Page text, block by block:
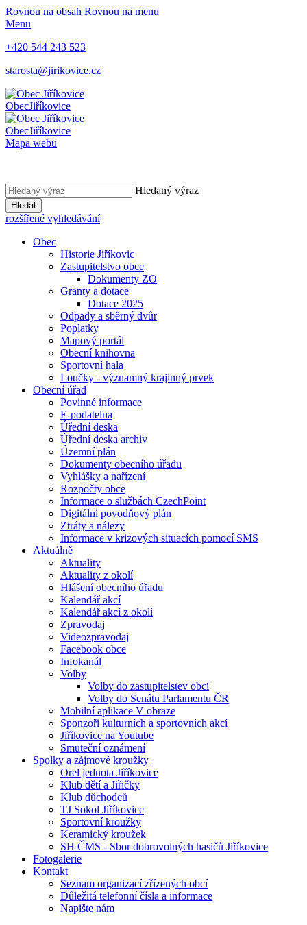
Rovnou na obsah Rovnou na menu
Menu
+420 544 243 523
starosta@jirikovice.cz
ObecJiříkovice
ObecJiříkovice
Mapa webu
Hledaný výraz
Hledat
rozšířené vyhledávání
Obec
Historie Jiříkovic
Zastupitelstvo obce
Dokumenty ZO
Granty a dotace
Dotace 2025
Odpady a sběrný dvůr
Poplatky
Mapový portál
Obecní knihovna
Sportovní hala
Loučky - významný krajinný prvek
Obecní úřad
Povinné informace
E-podatelna
Úřední deska
Úřední deska archiv
Územní plán
Dokumenty obecního úřadu
Vyhlášky a nařízení
Rozpočty obce
Informace o službách CzechPoint
Digitální povodňový plán
Ztráty a nálezy
Informace v krizových situacích pomocí SMS
Aktuálně
Aktuality
Aktuality z okolí
Hlášení obecního úřadu
Kalendář akcí
Kalendář akcí z okolí
Zpravodaj
Videozpravodaj
Facebook obce
Infokanál
Volby
Volby do zastupitelstev obcí
Volby do Senátu Parlamentu ČR
Mobilní aplikace V obraze
Sponzoři kulturních a sportovních akcí
Jiříkovice na Youtube
Smuteční oznámení
Spolky a zájmové kroužky
Orel jednota Jiříkovice
Klub dětí a Jiřičky
Klub důchodců
TJ Sokol Jiříkovice
Sportovní kroužky
Keramický kroužek
SH ČMS - Sbor dobrovolných hasičů Jiříkovice
Fotogalerie
Kontakt
Seznam organizací zřízených obcí
Důležitá telefonní čísla a informace
Napište nám